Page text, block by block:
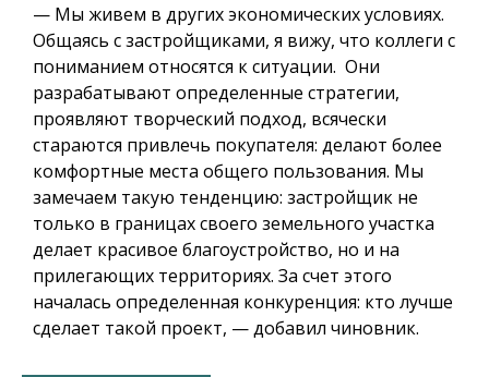
— Мы живем в других экономических условиях.
Общаясь с застройщиками, я вижу, что коллеги с
пониманием относятся к ситуации. Они
разрабатывают определенные стратегии,
проявляют творческий подход, всячески
стараются привлечь покупателя: делают более
комфортные места общего пользования. Мы
замечаем такую тенденцию: застройщик не
только в границах своего земельного участка
делает красивое благоустройство, но и на
прилегающих территориях. За счет этого
началась определенная конкуренция: кто лучше
сделает такой проект, — добавил чиновник.